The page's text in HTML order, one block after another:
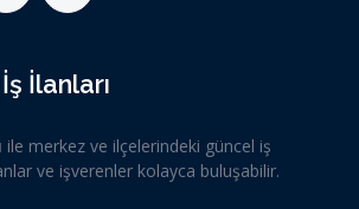
İlanları
ile merkez ve ilçelerindeki güncel iş
ve işverenler kolayca buluşabilir.